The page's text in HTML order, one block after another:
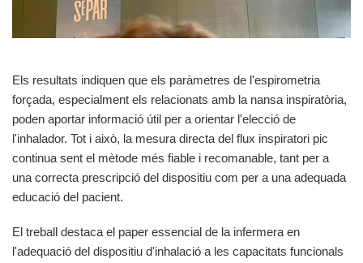
Els resultats indiquen que els paràmetres de l'espirometria
forçada, especialment els relacionats amb la nansa inspiratòria,
poden aportar informació útil per a orientar l'elecció de
l'inhalador. Tot i això, la mesura directa del flux inspiratori pic
continua sent el mètode més fiable i recomanable, tant per a
una correcta prescripció del dispositiu com per a una adequada
educació del pacient.
El treball destaca el paper essencial de la infermera en
l'adequació del dispositiu d'inhalació a les capacitats funcionals